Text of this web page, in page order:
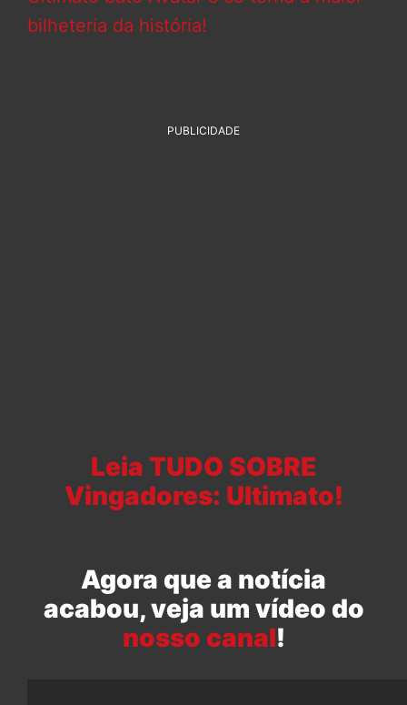
bilheteria da história!
PUBLICIDADE
Leia TUDO SOBRE
Vingadores: Ultimato!
Agora que a notícia
acabou, veja um vídeo do
nosso canal!